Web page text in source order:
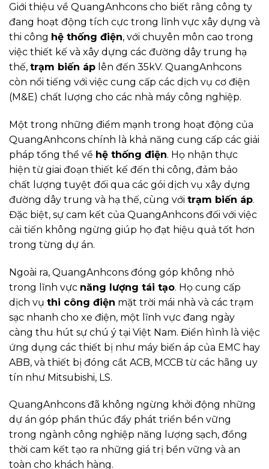
Giới thiệu về QuangAnhcons cho biết rằng công ty
đang hoạt động tích cực trong lĩnh vực xây dựng và
thi công hệ thống điện, với chuyên môn cao trong
việc thiết kế và xây dựng các đường dây trung hạ
thế, trạm biến áp lên đến 35kV. QuangAnhcons
còn nổi tiếng với việc cung cấp các dịch vụ cơ điện
(M&E) chất lượng cho các nhà máy công nghiệp.
Một trong những điểm mạnh trong hoạt động của
QuangAnhcons chính là khả năng cung cấp các giải
pháp tổng thể về hệ thống điện. Họ nhận thực
hiện từ giai đoạn thiết kế đến thi công, đảm bảo
chất lượng tuyệt đối qua các gói dịch vụ xây dựng
đường dây trung và hạ thế, cùng với trạm biến áp.
Đặc biệt, sự cam kết của QuangAnhcons đối với việc
cải tiến không ngừng giúp họ đạt hiệu quả tốt hơn
trong từng dự án.
Ngoài ra, QuangAnhcons đóng góp không nhỏ
trong lĩnh vực năng lượng tái tạo. Họ cung cấp
dịch vụ thi công điện mặt trời mái nhà và các trạm
sạc nhanh cho xe điện, một lĩnh vực đang ngày
càng thu hút sự chú ý tại Việt Nam. Điển hình là việc
ứng dụng các thiết bị như máy biến áp của EMC hay
ABB, và thiết bị đóng cắt ACB, MCCB từ các hãng uy
tín như Mitsubishi, LS.
QuangAnhcons đã không ngừng khởi động những
dự án góp phần thúc đẩy phát triển bền vững
trong ngành công nghiệp năng lượng sạch, đồng
thời cam kết tạo ra những giá trị bền vững và an
toàn cho khách hàng.